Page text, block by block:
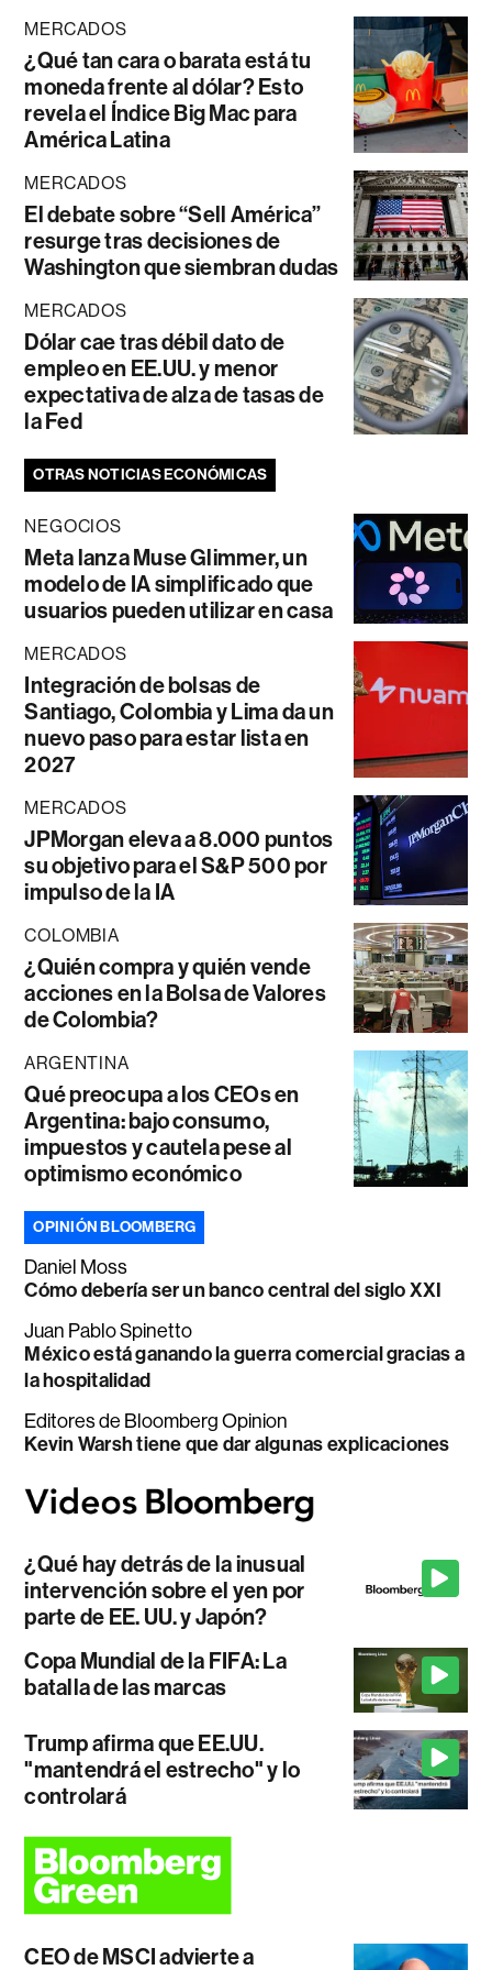
MERCADOS
¿Qué tan cara o barata está tu
moneda frente al dólar? Esto
revela el Índice Big Mac para
América Latina
MERCADOS
El debate sobre “Sell América”
resurge tras decisiones de
Washington que siembran dudas
MERCADOS
Dólar cae tras débil dato de
empleo en EE.UU. y menor
expectativa de alza de tasas de
la Fed
OTRAS NOTICIAS ECONÓMICAS
NEGOCIOS
Meta lanza Muse Glimmer, un
modelo de IA simplificado que
usuarios pueden utilizar en casa
MERCADOS
Integración de bolsas de
Santiago, Colombia y Lima da un
nuevo paso para estar lista en
2027
MERCADOS
JPMorgan eleva a 8.000 puntos
su objetivo para el S&P 500 por
impulso de la IA
COLOMBIA
¿Quién compra y quién vende
acciones en la Bolsa de Valores
de Colombia?
ARGENTINA
Qué preocupa a los CEOs en
Argentina: bajo consumo,
impuestos y cautela pese al
optimismo económico
OPINIÓN BLOOMBERG
Daniel Moss
Cómo debería ser un banco central del siglo XXI
Juan Pablo Spinetto
México está ganando la guerra comercial gracias a
la hospitalidad
Editores de Bloomberg Opinion
Kevin Warsh tiene que dar algunas explicaciones
¿Qué hay detrás de la inusual
intervención sobre el yen por
parte de EE. UU. y Japón?
Copa Mundial de la FIFA: La
batalla de las marcas
Trump afirma que EE.UU.
"mantendrá el estrecho" y lo
controlará
CEO de MSCI advierte a